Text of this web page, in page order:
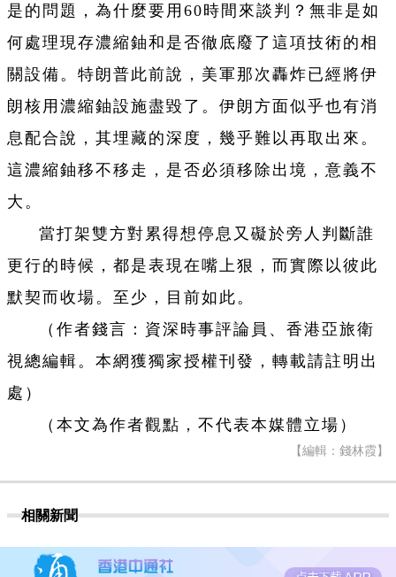
是的問題，為什麼要用60時間來談判？無非是如
何處理現存濃縮鈾和是否徹底廢了這項技術的相
關設備。特朗普此前說，美軍那次轟炸已經將伊
朗核用濃縮鈾設施盡毀了。伊朗方面似乎也有消
息配合說，其埋藏的深度，幾乎難以再取出來。
這濃縮鈾移不移走，是否必須移除出境，意義不
大。
當打架雙方對累得想停息又礙於旁人判斷誰
更行的時候，都是表現在嘴上狠，而實際以彼此
默契而收場。至少，目前如此。
（作者錢言：資深時事評論員、香港亞旅衛
視總編輯。本網獲獨家授權刊發，轉載請註明出
處）
（本文為作者觀點，不代表本媒體立場）
【編輯：錢林霞】
相關新聞